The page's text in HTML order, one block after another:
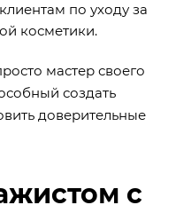
по уходу за
косметики.
мастер своего
создать
доверительные
с